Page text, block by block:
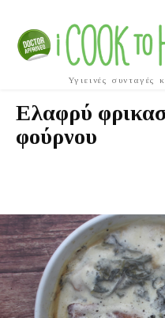
Υγιεινές συνταγές
Ελαφρύ
φούρνου